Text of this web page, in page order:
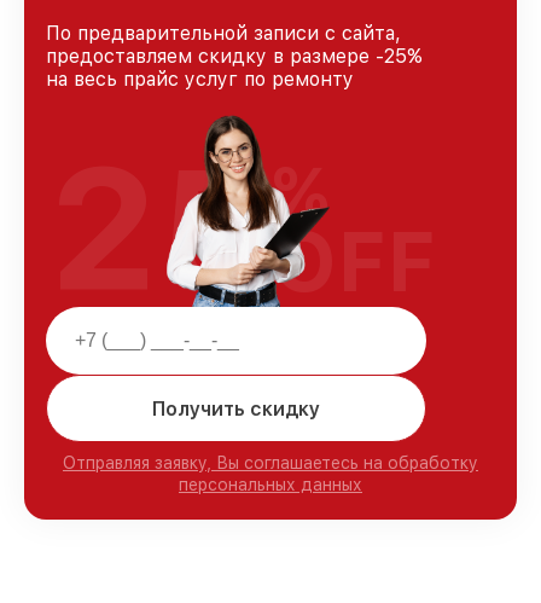
По предварительной записи с сайта,
предоставляем скидку в размере -25%
на весь прайс услуг по ремонту
Получить скидку
Отправляя заявку, Вы соглашаетесь на обработку
персональных данных
25%
OFF